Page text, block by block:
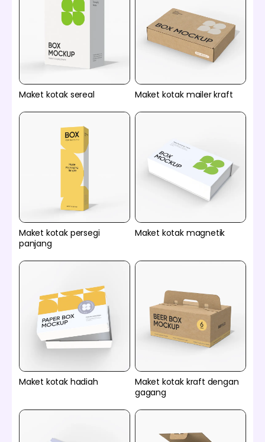
Maket kotak sereal Maket kotak mailer kraft
Maket kotak persegi
panjang
Maket kotak magnetik
Maket kotak hadiah
Maket kotak kraft dengan
gagang